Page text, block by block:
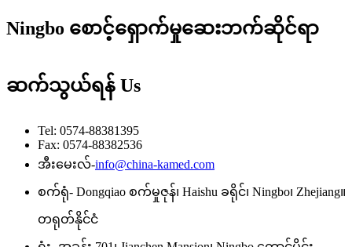
Ningbo စောင့်ရှောက်မှုဆေးဘက်ဆိုင်ရာ
ဆက်သွယ်ရန် Us
Tel: 0574-88381395
Fax: 0574-88382536
အီးမေးလ်-info@china-kamed.com
စက်ရုံ- Dongqiao စက်မှုဇုန်၊ Haishu ခရိုင်၊ Ningbo၊ Zhejiang။
တရုတ်နိုင်ငံ